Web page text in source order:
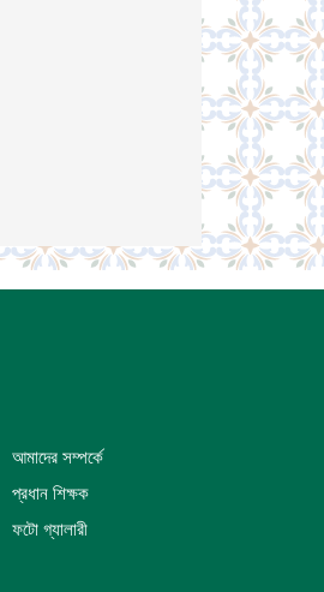
আমাদের সম্পর্কে
প্রধান শিক্ষক
ফটো গ্যালারী